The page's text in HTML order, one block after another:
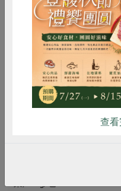
惜食 RPET
雞蛋 食安
查看